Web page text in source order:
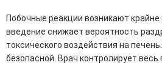
Побочные реакции возникают
введение снижает вероятность
токсического воздействия на
безопасной. Врач контролирует весь